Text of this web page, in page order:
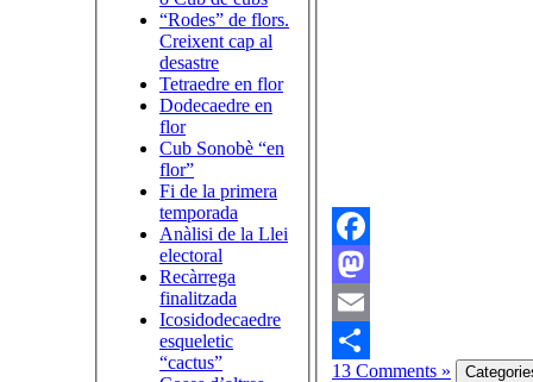
“Rodes” de flors.
Creixent cap al
desastre
Tetraedre en flor
Dodecaedre en
flor
Cub Sonobè “en
flor”
Fi de la primera
temporada
Anàlisi de la Llei
electoral
Recàrrega
finalitzada
Icosidodecaedre
esqueletic
“cactus”
Facebook
Mastodon
Email
Comparteix
13 Comments »